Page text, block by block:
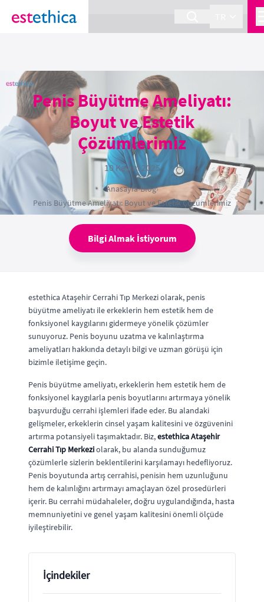
section Service {
Penis Büyütme Ameliyatı:
Boyut ve Estetik
Çözümlerimiz
10 Kasım 2025
Anasayfa›Blog›
Penis Büyütme Ameliyatı: Boyut ve Estetik Çözümlerimiz
Bilgi Almak İstiyorum
estethica Ataşehir Cerrahi Tıp Merkezi olarak, penis
büyütme ameliyatı ile erkeklerin hem estetik hem de
fonksiyonel kaygılarını gidermeye yönelik çözümler
sunuyoruz. Penis boyunu uzatma ve kalınlaştırma
ameliyatları hakkında detaylı bilgi ve uzman görüşü için
bizimle iletişime geçin.
Penis büyütme ameliyatı, erkeklerin hem estetik hem de
fonksiyonel kaygılarla penis boyutlarını artırmaya yönelik
başvurduğu cerrahi işlemleri ifade eder. Bu alandaki
gelişmeler, erkeklerin cinsel yaşam kalitesini ve özgüvenini
artırma potansiyeli taşımaktadır. Biz,estethica Ataşehir
Cerrahi Tıp Merkeziolarak, bu alanda sunduğumuz
çözümlerle sizlerin beklentilerini karşılamayı hedefliyoruz.
Penis boyutunda artış cerrahisi, penisin hem uzunluğunu
hem de kalınlığını artırmayı amaçlayan özel prosedürleri
içerir. Bu cerrahi müdahaleler, doğru uygulandığında, hasta
memnuniyetini ve genel yaşam kalitesini önemli ölçüde
iyileştirebilir.
İçindekiler